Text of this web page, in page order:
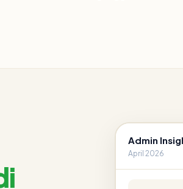
Admin
April 2026